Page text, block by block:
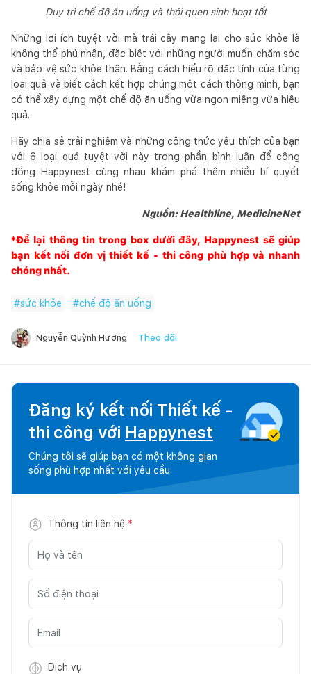
Duy trì chế độ ăn uống và thói quen sinh hoạt tốt
Những lợi ích tuyệt vời mà trái cây mang lại cho sức khỏe là
không thể phủ nhận, đặc biệt với những người muốn chăm sóc
và bảo vệ sức khỏe thận. Bằng cách hiểu rõ đặc tính của từng
loại quả và biết cách kết hợp chúng một cách thông minh, bạn
có thể xây dựng một chế độ ăn uống vừa ngon miệng vừa hiệu
quả.
Hãy chia sẻ trải nghiệm và những công thức yêu thích của bạn
với 6 loại quả tuyệt vời này trong phần bình luận để cộng
đồng Happynest cùng nhau khám phá thêm nhiều bí quyết
sống khỏe mỗi ngày nhé!
Nguồn:Healthline, MedicineNet
*Để lại thông tin trong box dưới đây, Happynest sẽ giúp
bạn kết nối đơn vị thiết kế - thi công phù hợp và nhanh
chóng nhất.
#sức khỏe #chế độ ăn uống
Nguyễn Quỳnh Hương Theo dõi
Đăng ký kết nối Thiết kế -
thi công với Happynest
Chúng tôi sẽ giúp bạn có một không gian
sống phù hợp nhất với yêu cầu
Thông tin liên hệ *
Dịch vụ